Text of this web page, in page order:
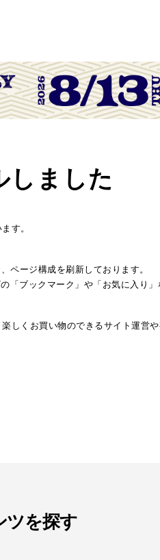
しました
す。
ページ構成を刷新しております。
「ブックマーク」や「お気に入り
しくお買い物のできるサイト運営
ツを探す